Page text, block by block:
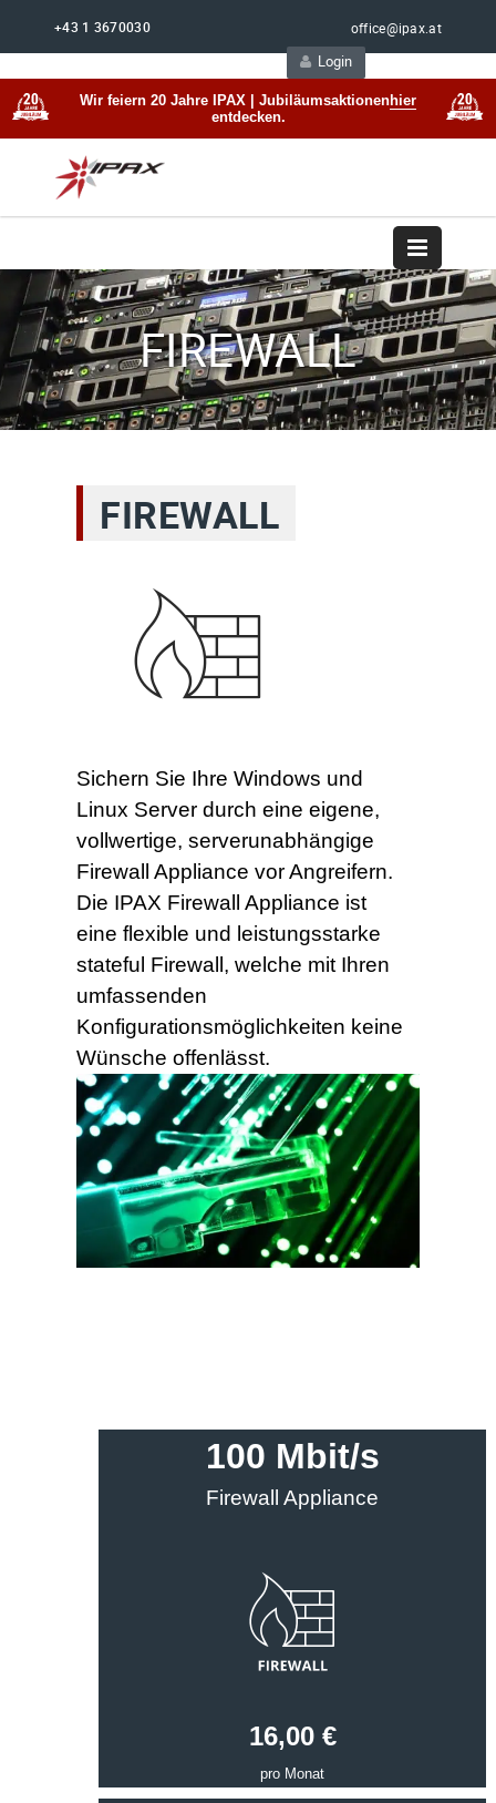
+43 1 3670030
office@ipax.at
Login
Wir feiern 20 Jahre IPAX | Jubiläumsaktionenhier
entdecken.
FIREWALL
FIREWALL
Sichern Sie Ihre Windows und
Linux Server durch eine eigene,
vollwertige, serverunabhängige
Firewall Appliance vor Angreifern.
Die IPAX Firewall Appliance ist
eine flexible und leistungsstarke
stateful Firewall, welche mit Ihren
umfassenden
Konfigurationsmöglichkeiten keine
Wünsche offenlässt.
100 Mbit/s
Firewall Appliance
16,00 €
pro Monat